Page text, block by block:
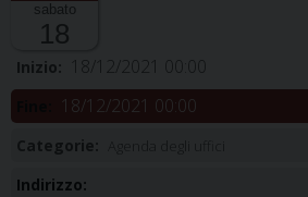
sabato
18
Inizio: 18/12/2021 00:00
18/12/2021 00:00
Categorie:
Indirizzo: